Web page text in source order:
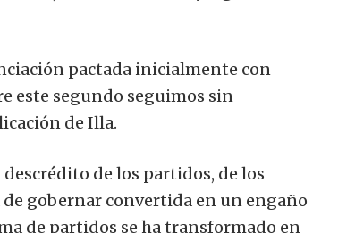
pactada inicialmente con
este segundo seguimos sin
de Illa.
de los partidos, de los
gobernar convertida en un engaño
de partidos se ha transformado en